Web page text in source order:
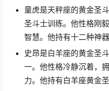
童虎是天秤座的黄金圣
圣斗士训练。他性格刚
智慧。他持有十二种神
史昂是白羊座的黄金圣
一。他性格冷静沉着，
力。他持有白羊座黄金